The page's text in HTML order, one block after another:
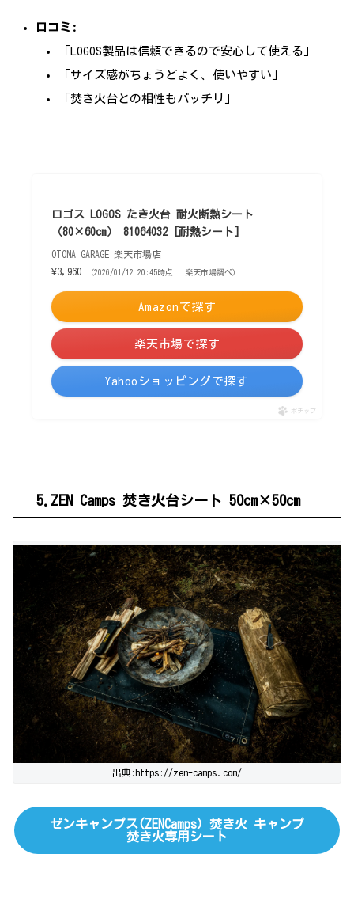
口コミ:
「LOGOS製品は信頼できるので安心して使える」
「サイズ感がちょうどよく、使いやすい」
「焚き火台との相性もバッチリ」
ロゴス LOGOS たき火台 耐火断熱シート
（80×60cm） 81064032 [耐熱シート]
OTONA GARAGE 楽天市場店
¥3,960
（2026/01/12 20:45時点 | 楽天市場調べ）
Amazonで探す
楽天市場で探す
Yahooショッピングで探す
ポチップ
5.ZEN Camps 焚き火台シート 50cm×50cm
出典:https://zen-camps.com/
ゼンキャンプス(ZENCamps) 焚き火 キャンプ
焚き火専用シート